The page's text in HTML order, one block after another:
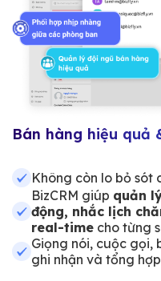
Bán hàng hiệu quả
Không còn lo bỏ sót
BizCRM giúp quản
động, nhắc lịch
real-time cho từng
Giọng nói, cuộc gọi,
ghi nhận và tổng